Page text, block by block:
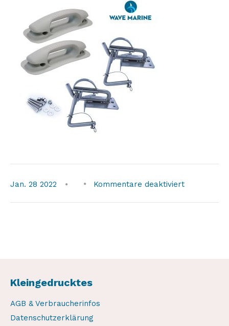
Jan. 28 2022 Kommentare deaktiviertfür
Kleingedrucktes
AGB & Verbraucherinfos
Datenschutzerklärung